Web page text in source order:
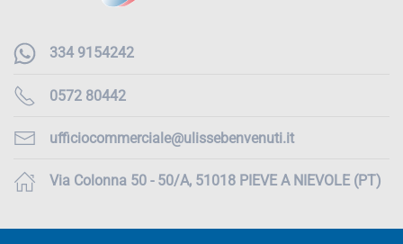
334 9154242
0572 80442
ufficiocommerciale@ulissebenvenuti.it
Via Colonna 50 - 50/A, 51018 PIEVE A NIEVOLE (PT)